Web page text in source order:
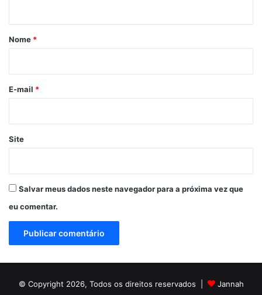
r
*
Nome *
E-mail *
Site
Salvar meus dados neste navegador para a próxima vez que
eu comentar.
© Copyright 2026, Todos os direitos reservados | Jannah